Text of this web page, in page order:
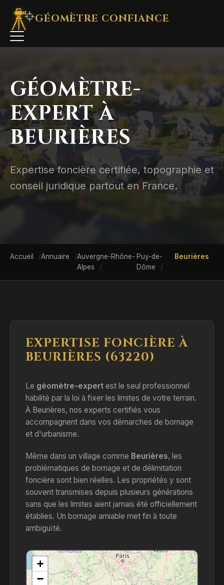
GÉOMÈTRE CONFIANCE
GÉOMÈTRE-
EXPERT À
BEURIÈRES
Expertise foncière certifiée, topographie et
conseil juridique partout en France.
Accueil Annuaire
Auvergne-Rhône-
Alpes
Puy-de-
Dôme
Beurières
EXPERTISE FONCIÈRE À
BEURIÈRES (63220)
Le géomètre-expert est le seul professionnel
habilité par la loi à fixer les limites de votre terrain.
À Beurières, nos experts certifiés vous
accompagnent dans vos démarches de bornage
et d'urbanisme.
Même dans un village comme Beurières, les
problématiques de bornage et de délimitation
foncière sont bien réelles. Les propriétés y sont
souvent transmises depuis plusieurs générations
sans que les limites aient jamais été officiellement
établies. Un bornage amiable met fin à toute
ambiguïté.
+
−